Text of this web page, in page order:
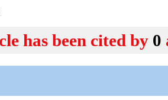
has been cited by 0